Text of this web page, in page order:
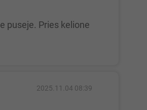
2025.11.04 08:39